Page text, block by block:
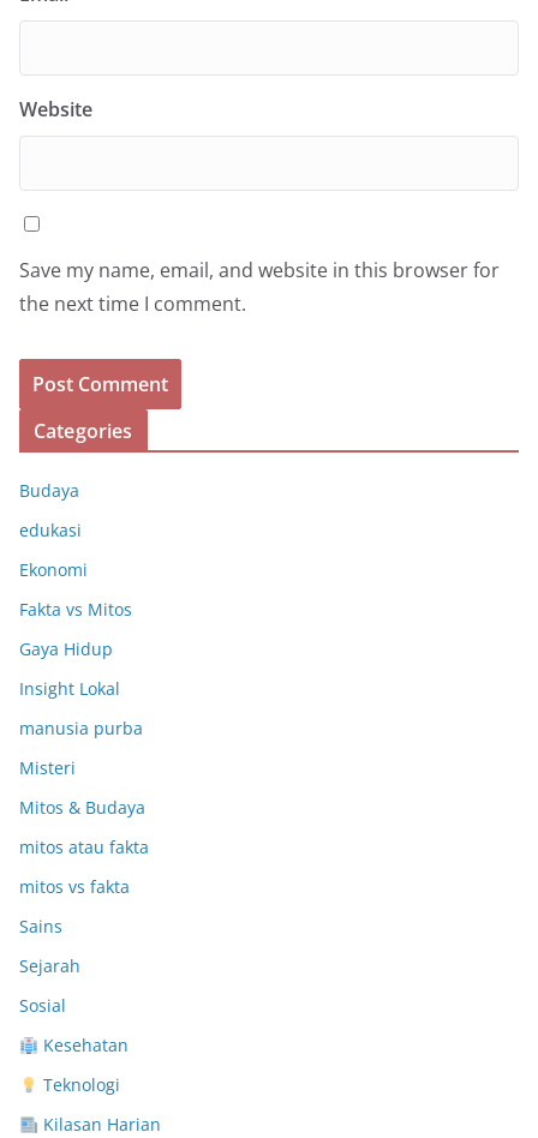
Website
Save my name, email, and website in this browser for
the next time I comment.
Categories
Budaya
edukasi
Ekonomi
Fakta vs Mitos
Gaya Hidup
Insight Lokal
manusia purba
Misteri
Mitos & Budaya
mitos atau fakta
mitos vs fakta
Sains
Sejarah
Sosial
Kesehatan
Teknologi
Kilasan Harian